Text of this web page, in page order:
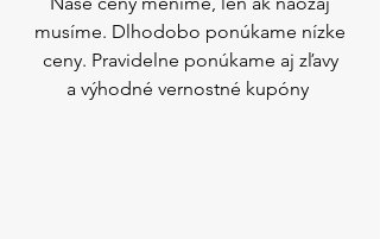
musíme. Dlhodobo ponúkame nízke
ceny. Pravidelne ponúkame aj zľavy
a výhodné vernostné kupóny